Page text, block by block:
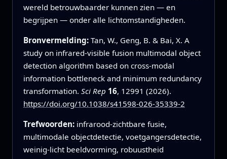
wereld betrouwbaarder kunnen zien — en
begrijpen — onder alle lichtomstandigheden.
Bronvermelding: Tan, W., Geng, B. & Bai, X. A
study on infrared-visible fusion multimodal object
detection algorithm based on cross-modal
information bottleneck and minimum redundancy
transformation. Sci Rep 16, 12991 (2026).
https://doi.org/10.1038/s41598-026-35339-2
Trefwoorden: infrarood‑zichtbare fusie,
multimodale objectdetectie, voetgangersdetectie,
weinig‑licht beeldvorming, robuustheid